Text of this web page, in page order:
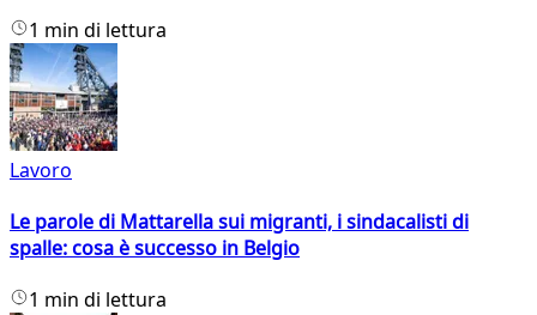
1 min di lettura
Lavoro
Le parole di Mattarella sui migranti, i sindacalisti di
spalle: cosa è successo in Belgio
1 min di lettura